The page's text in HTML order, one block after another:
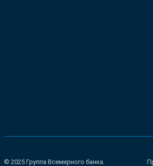
© 2025 Группа Всемирного банка.